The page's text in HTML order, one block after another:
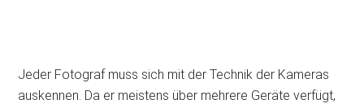
Jeder Fotograf muss sich mit der Technik der Kameras
auskennen. Da er meistens über mehrere Geräte verfügt,